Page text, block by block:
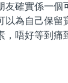
確實係一個
為自己保留
唔好等到痛